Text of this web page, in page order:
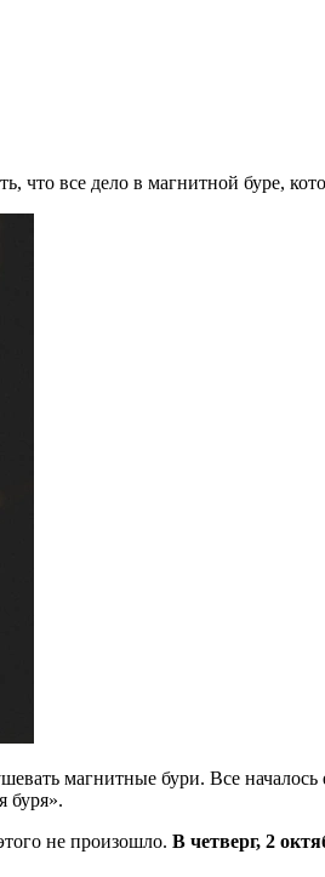
что все дело в магнитной буре,
магнитные бури. Все началось
буря».
не произошло. В четверг, 2